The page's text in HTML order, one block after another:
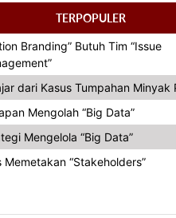
TERPOPULER
Branding” Butuh Tim “Issue
dari Kasus Tumpahan Minyak
Mengolah “Big Data”
Mengelola “Big Data”
Memetakan “Stakeholders”